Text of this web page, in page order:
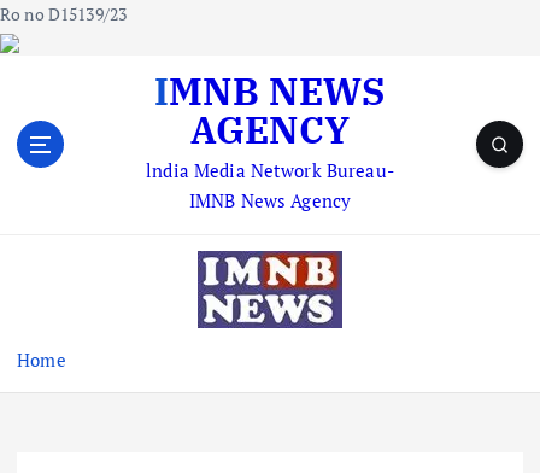
Ro no D15139/23
IMNB NEWS
AGENCY
lndia Media Network Bureau-
IMNB News Agency
Home